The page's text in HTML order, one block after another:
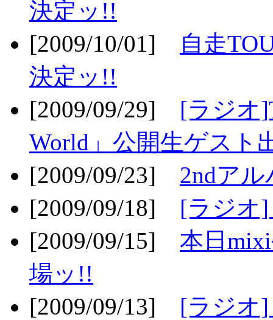
決定ッ!!
[2009/10/01]
自走
決定ッ!!
[2009/09/29] [ラジオ
World」公開生ゲスト
[2009/09/23] 2ndア
[2009/09/18] [ラジオ
[2009/09/15] 本日
場ッ!!
[2009/09/13] [ラジオ]